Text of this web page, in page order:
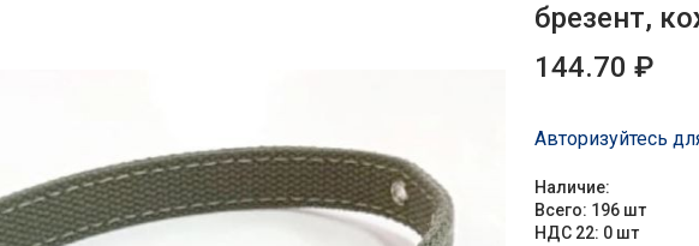
брезент,
144.70 ₽
Авторизуйтесь
Наличие:
Всего: 196 шт
НДС 22: 0 шт